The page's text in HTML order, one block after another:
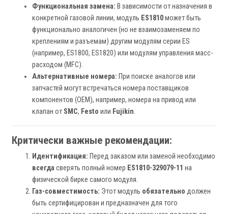
Функциональная замена: В зависимости от назначения в
конкретной газовой линии, модуль ES1810может быть
функционально аналогичен (но не взаимозаменяем по
креплениям и разъемам) другим модулям серии ES
(например, ES1800, ES1820) или модулям управления масс-
расходом (MFC).
Альтернативные номера: При поиске аналогов или
запчастей могут встречаться номера поставщиков
компонентов (OEM), например, номера на привод или
клапан от SMC, Festo или Fujikin.
Критически важные рекомендации:
Идентификация: Перед заказом или заменой необходимо
всегда сверять полный номер ES1810-329079-11 на
физической бирке самого модуля.
Газ-совместимость: Этот модуль обязательно должен
быть сертифицирован и предназначен для того